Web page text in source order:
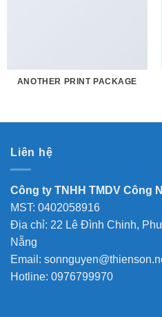
ANOTHER PRINT PACKAGE
Liên hệ
Công ty TNHH TMDV Công
MST: 0402058916
Địa chỉ: 22 Lê Đình Chinh,
Nẵng
Email:
Hotline: 0976799970